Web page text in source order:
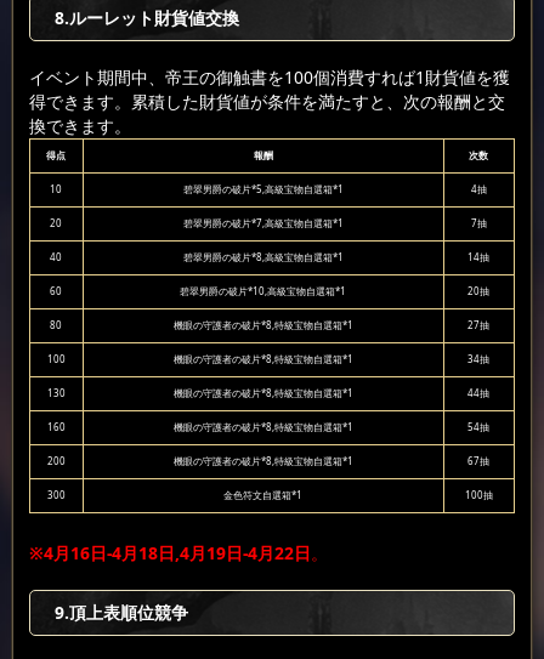
8.ルーレット財貨値交換
イベント期間中、帝王の御触書を100個消費すれば1財貨値を獲
得できます。累積した財貨値が条件を満たすと、次の報酬と交
換できます。
得点 報酬 次数
10 碧翠男爵の破片*5,高級宝物自選箱*1 4抽
20 碧翠男爵の破片*7,高級宝物自選箱*1 7抽
40 碧翠男爵の破片*8,高級宝物自選箱*1 14抽
60 碧翠男爵の破片*10,高級宝物自選箱*1 20抽
80 機眼の守護者の破片*8,特級宝物自選箱*1 27抽
100 機眼の守護者の破片*8,特級宝物自選箱*1 34抽
130 機眼の守護者の破片*8,特級宝物自選箱*1 44抽
160 機眼の守護者の破片*8,特級宝物自選箱*1 54抽
200 機眼の守護者の破片*8,特級宝物自選箱*1 67抽
300 金色符文自選箱*1 100抽
※4月16日-4月18日,4月19日-4月22日。
9.頂上表順位競争